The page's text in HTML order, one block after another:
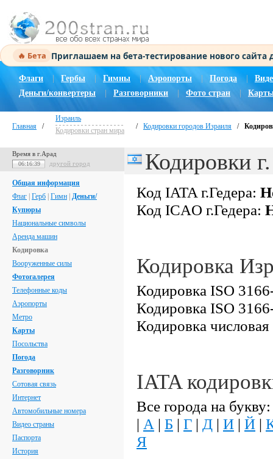
🔥 Бета Приглашаем на бета-тестирование нового
Флаги Гербы Гимны | Аэропорты Погода |
Деньги/конвертеры
Разговорники Фото стран
Главная /
Израиль
Кодировки стран мира
/ Кодировки городов Израиля /
Время в г.Арад
06:16:40 другой город
Общая информация
Флаг Герб Гимн Деньги/
Купюры
Национальные символы
Аренда машин
Кодировка
Вооруженные силы
Фотогалерея
Телефонные коды
Аэропорты
Метро
Карты
Посольства
Погода
Разговорник
Сотовая связь
Интернет
Автомобильные номера
Видео страны
Паспорта
История
Кодировки
Код IATA г.Гедера:
Код ICAO г.Гедера:
Кодировка
Кодировка ISO
Кодировка ISO
Кодировка
IATA
Все города на букву:
| А | Б | Г | Д | И | Й |
Я